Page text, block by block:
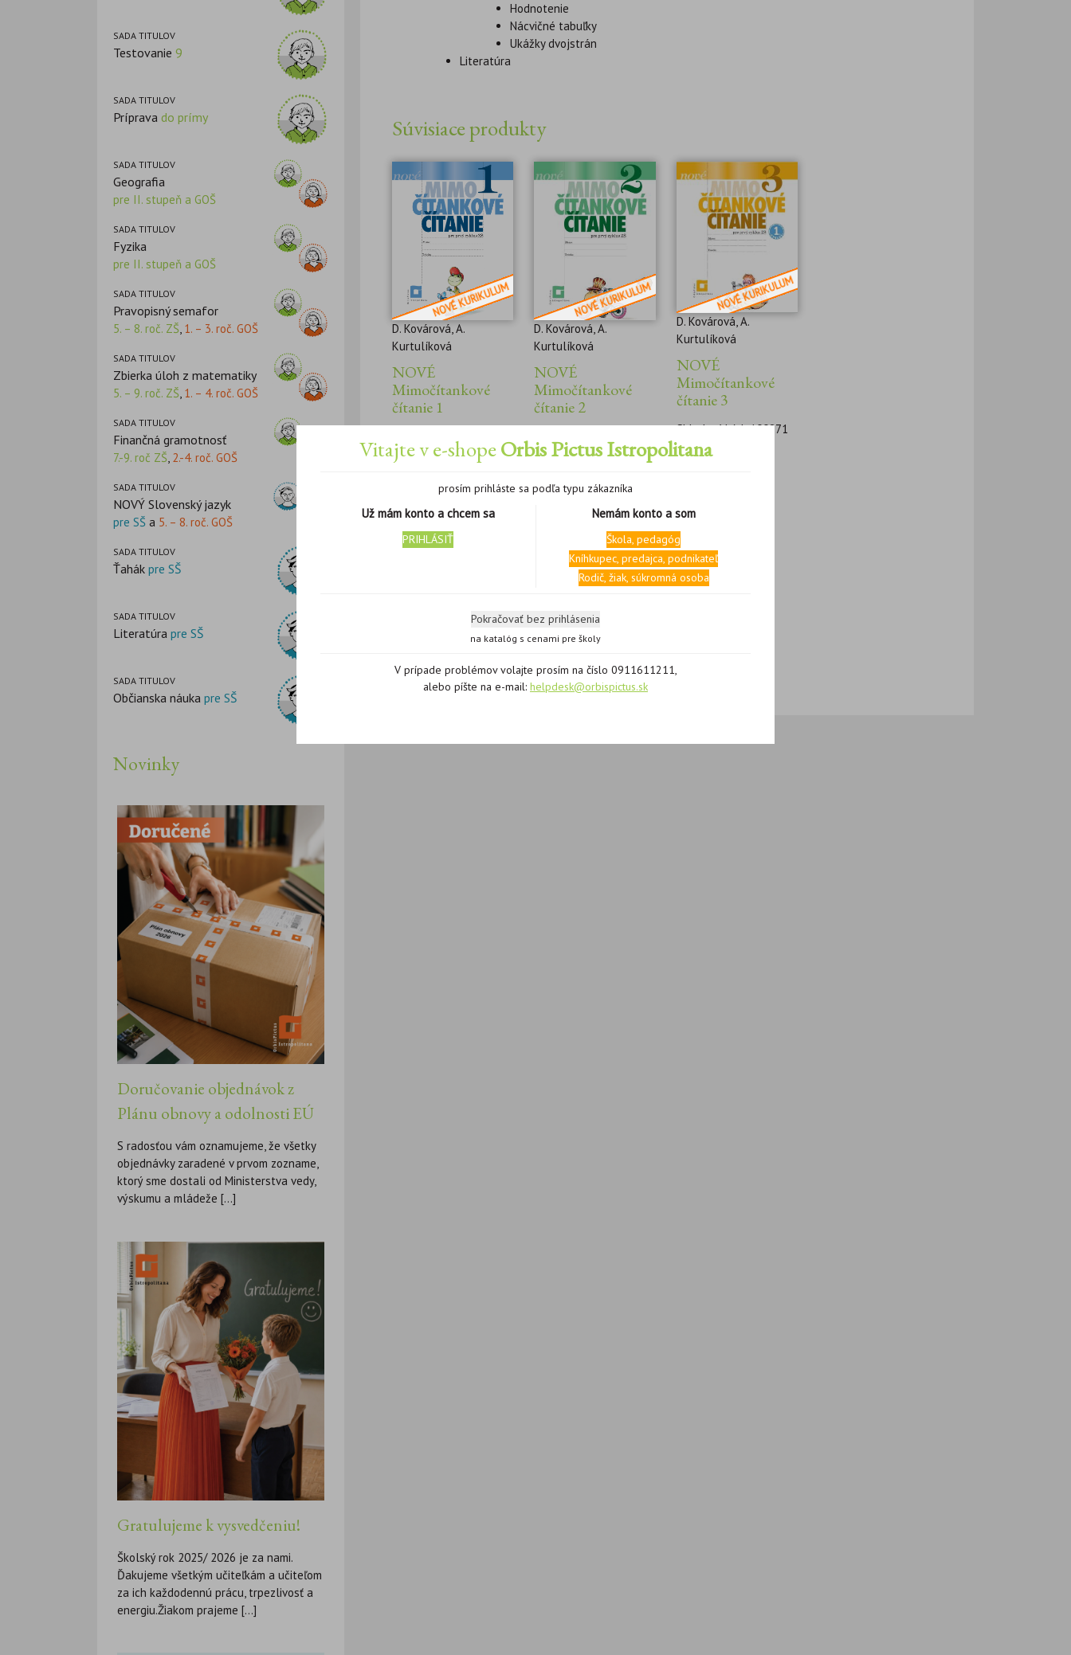
Vitajte v e-shopeOrbis Pictus Istropolitana
prosím prihláste sa podľa typu zákazníka
Už mám konto a chcem sa
PRIHLÁSIŤ
Nemám konto a som
Škola, pedagóg
Kníhkupec, predajca, podnikateľ
Rodič, žiak, súkromná osoba
Pokračovať bez prihlásenia
na katalóg s cenami pre školy
V prípade problémov volajte prosím na číslo 0911611211,
alebo píšte na e-mail: helpdesk@orbispictus.sk
SADA TITULOV
Testovanie 9
SADA TITULOV
Príprava do prímy
SADA TITULOV
Geografia
pre II. stupeň a GOŠ
SADA TITULOV
Fyzika
pre II. stupeň a GOŠ
SADA TITULOV
Pravopisný semafor
5. – 8. roč. ZŠ,1. – 3. roč. GOŠ
SADA TITULOV
Zbierka úloh z matematiky
5. – 9. roč. ZŠ, 1. – 4. roč. GOŠ
SADA TITULOV
Finančná gramotnosť
7.-9. roč ZŠ, 2.-4. roč. GOŠ
SADA TITULOV
NOVÝ Slovenský jazyk
pre SŠ a 5. – 8. roč. GOŠ
SADA TITULOV
Ťahák pre SŠ
SADA TITULOV
Literatúra pre SŠ
SADA TITULOV
Občianska náuka pre SŠ
Novinky
Doručovanie objednávok z
Plánu obnovy a odolnosti EÚ
S radosťou vám oznamujeme, že všetky
objednávky zaradené v prvom zozname,
ktorý sme dostali od Ministerstva vedy,
výskumu a mládeže [...]
Gratulujeme k vysvedčeniu!
Školský rok 2025/ 2026 je za nami.
Ďakujeme všetkým učiteľkám a učiteľom
za ich každodennú prácu, trpezlivosť a
energiu.Žiakom prajeme [...]
Hodnotenie
Nácvičné tabuľky
Ukážky dvojstrán
Literatúra
Súvisiace produkty
D. Kovárová, A.
Kurtulíková
NOVÉ
Mimočítankové
čítanie 1
991-8
Cena4,20€ s DPH
Uvedená cena je pre
D. Kovárová, A.
Kurtulíková
NOVÉ
Mimočítankové
čítanie 2
992-5
s DPH
Uvedená cena je pre
zaregistrované školy.
Pre objednávanie je
D. Kovárová, A.
Kurtulíková
NOVÉ
Mimočítankové
čítanie 3
Skladový kód: 100871